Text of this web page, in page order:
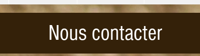
Nous contacter